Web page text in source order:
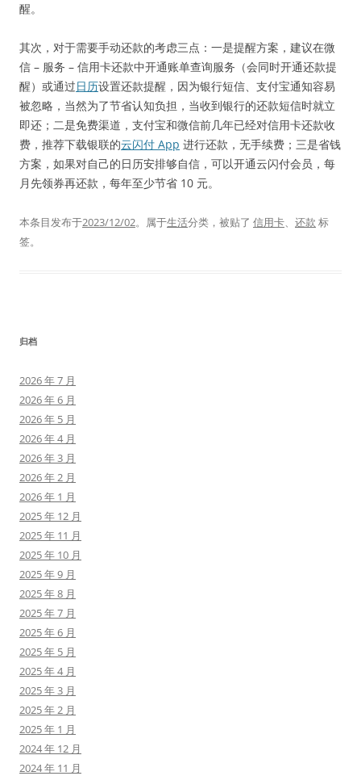
醒。
其次，对于需要手动还款的考虑三点：一是提醒方案，建议在微
信 – 服务 – 信用卡还款中开通账单查询服务（会同时开通还款提
醒）或通过日历设置还款提醒，因为银行短信、支付宝通知容易
被忽略，当然为了节省认知负担，当收到银行的还款短信时就立
即还；二是免费渠道，支付宝和微信前几年已经对信用卡还款收
费，推荐下载银联的云闪付 App 进行还款，无手续费；三是省钱
方案，如果对自己的日历安排够自信，可以开通云闪付会员，每
月先领券再还款，每年至少节省 10 元。
本条目发布于2023/12/02。属于生活分类，被贴了 信用卡、 还款 标
签。
归档
2026 年 7 月
2026 年 6 月
2026 年 5 月
2026 年 4 月
2026 年 3 月
2026 年 2 月
2026 年 1 月
2025 年 12 月
2025 年 11 月
2025 年 10 月
2025 年 9 月
2025 年 8 月
2025 年 7 月
2025 年 6 月
2025 年 5 月
2025 年 4 月
2025 年 3 月
2025 年 2 月
2025 年 1 月
2024 年 12 月
2024 年 11 月